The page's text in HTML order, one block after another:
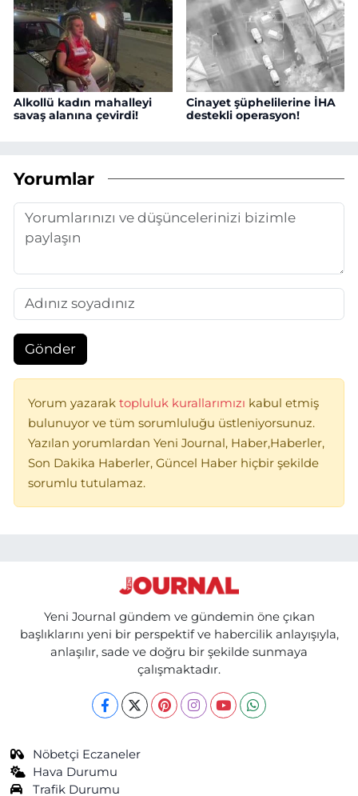
Alkollü kadın mahalleyi
savaş alanına çevirdi!
Cinayet şüphelilerine İHA
destekli operasyon!
Yorumlar
Gönder
Yorum yazarak topluluk kurallarımızı kabul etmiş
bulunuyor ve tüm sorumluluğu üstleniyorsunuz.
Yazılan yorumlardan Yeni Journal, Haber,Haberler,
Son Dakika Haberler, Güncel Haber hiçbir şekilde
sorumlu tutulamaz.
Yeni Journal gündem ve gündemin öne çıkan
başlıklarını yeni bir perspektif ve habercilik anlayışıyla,
anlaşılır, sade ve doğru bir şekilde sunmaya
çalışmaktadır.
Nöbetçi Eczaneler
Hava Durumu
Trafik Durumu